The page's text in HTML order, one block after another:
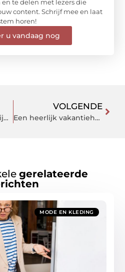
te delen met lezers die
content. Schrijf mee en laat
horen!
u vandaag nog
Zo maak jij een heerlijk schaduwplekje in jouw tuin!
VOLGENDE
Een heerlijk vakantiehuis in Eifel huren
gerelateerde
MODE EN KLEDING